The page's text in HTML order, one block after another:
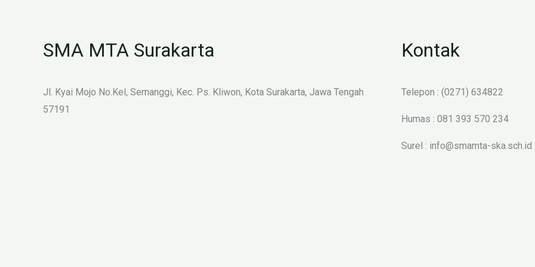
SMA MTA Surakarta
Jl. Kyai Mojo No.Kel, Semanggi, Kec. Ps. Kliwon, Kota Surakarta, Jawa Tengah
57191
Kontak
Telepon : (0271) 634822
Humas : 081 393 570 234
Surel : info@smamta-ska.sch.id